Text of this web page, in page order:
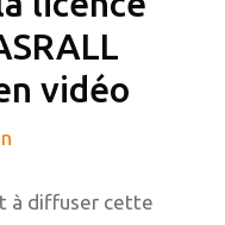
vidéo
à diffuser cette